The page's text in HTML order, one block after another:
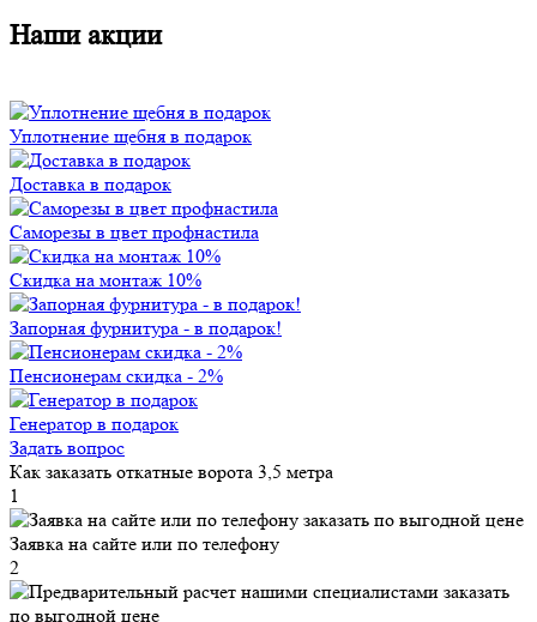
Наши акции
Уплотнение щебня в подарок
Доставка в подарок
Саморезы в цвет профнастила
Скидка на монтаж 10%
Запорная фурнитура - в подарок!
Пенсионерам скидка - 2%
Генератор в подарок
Задать вопрос
Как заказать откатные ворота 3,5 метра
1
Заявка на сайте или по телефону
2